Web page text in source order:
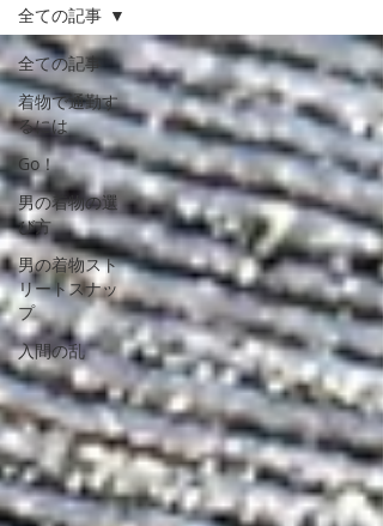
全ての記事
着物で通勤す
るには
Go！
男の着物の選
び方
男の着物スト
リートスナッ
プ
入間の乱
全ての記事